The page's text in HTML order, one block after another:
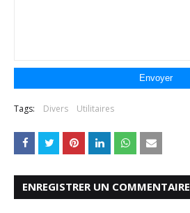
Tags: Divers Utilitaires
ENREGISTRER UN COMMENTAIRE